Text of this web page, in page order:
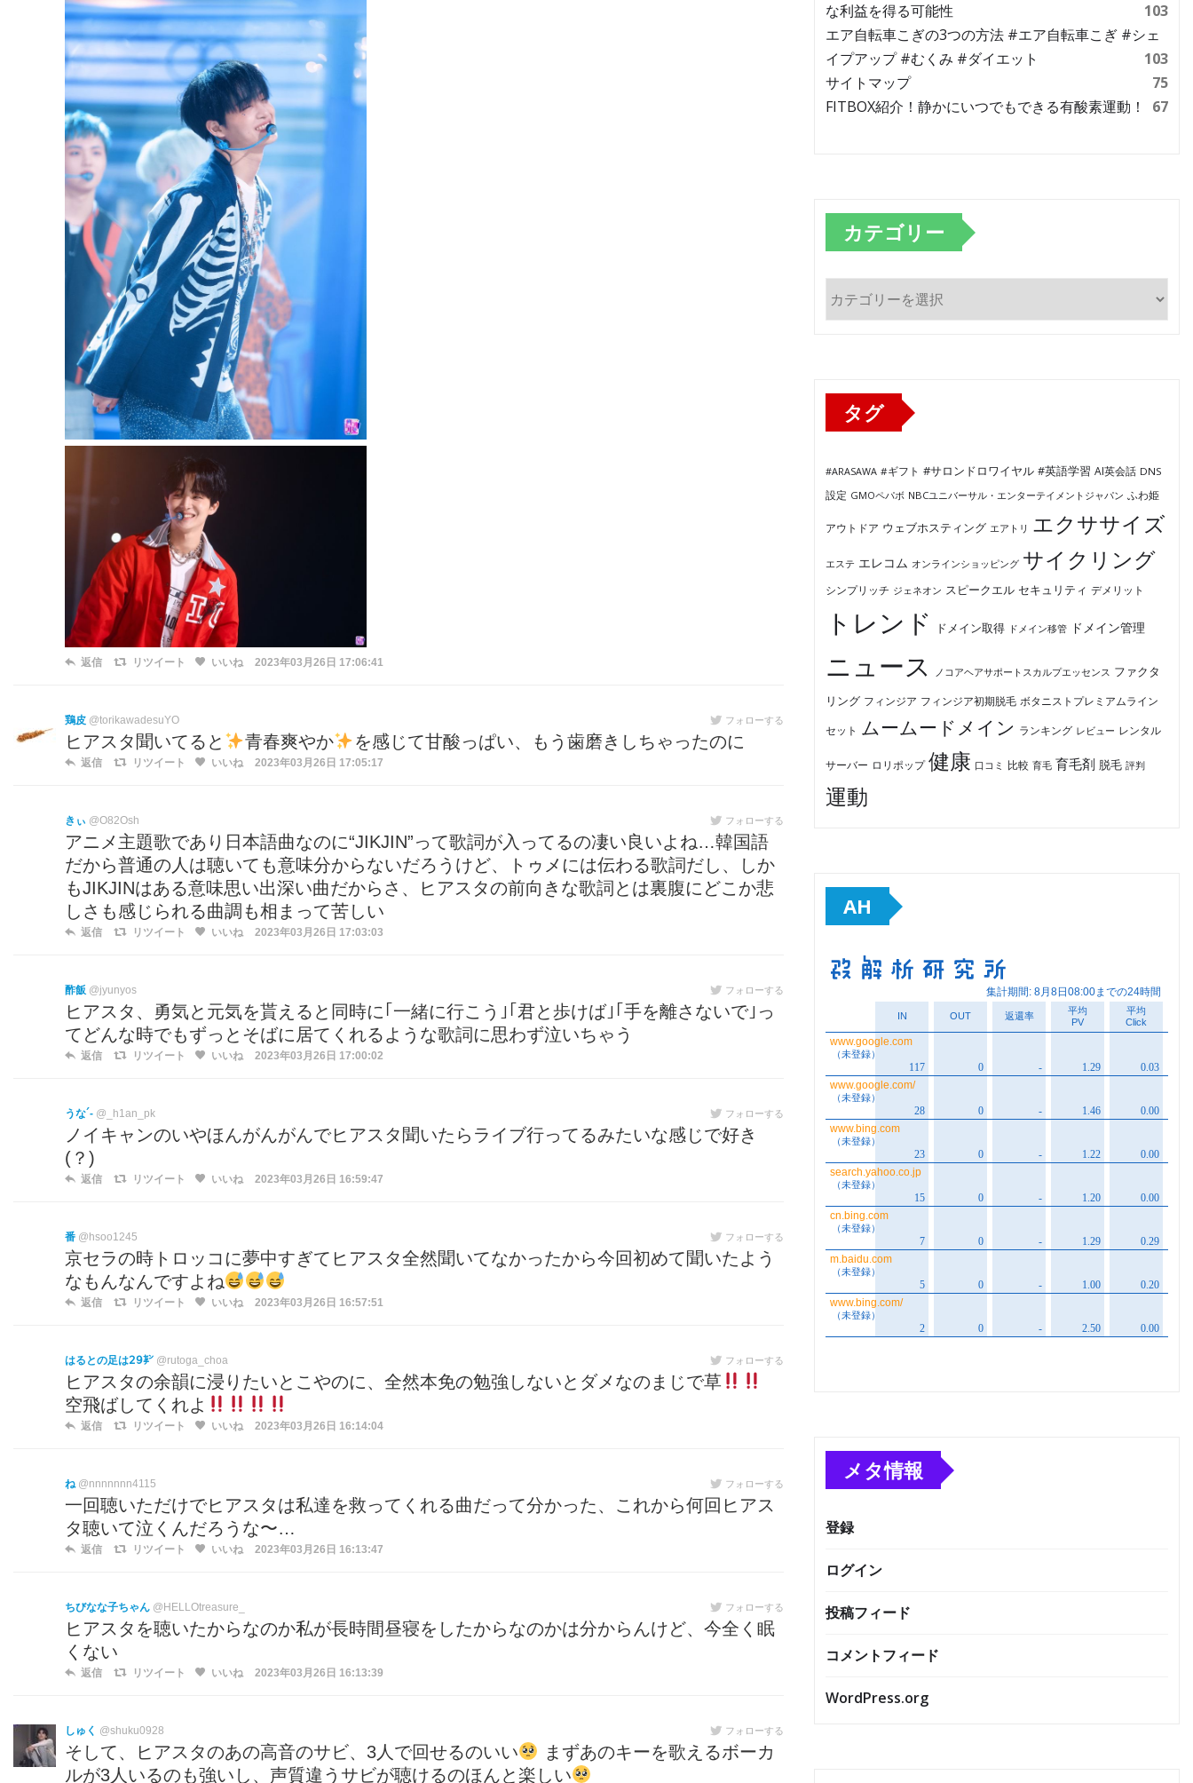
返信 リツイート いいね 2023年03月26日 17:06:41
鶏皮 @torikawadesuYO フォローする
ヒアスタ聞いてると 青春爽やか を感じて甘酸っぱい、もう歯磨きしちゃったのに
返信 リツイート いいね 2023年03月26日 17:05:17
きぃ @O82Osh フォローする
アニメ主題歌であり日本語曲なのに“JIKJIN”って歌詞が入ってるの凄い良いよね…韓国語
だから普通の人は聴いても意味分からないだろうけど、トゥメには伝わる歌詞だし、しか
もJIKJINはある意味思い出深い曲だからさ、ヒアスタの前向きな歌詞とは裏腹にどこか悲
しさも感じられる曲調も相まって苦しい
返信 リツイート いいね 2023年03月26日 17:03:03
酢飯 @jyunyos フォローする
ヒアスタ、勇気と元気を貰えると同時に｢一緒に行こう｣｢君と歩けば｣｢手を離さないで｣っ
てどんな時でもずっとそばに居てくれるような歌詞に思わず泣いちゃう
返信 リツイート いいね 2023年03月26日 17:00:02
うな´- @_h1an_pk フォローする
ノイキャンのいやほんがんがんでヒアスタ聞いたらライブ行ってるみたいな感じで好き
(？)
返信 リツイート いいね 2023年03月26日 16:59:47
番 @hsoo1245 フォローする
京セラの時トロッコに夢中すぎてヒアスタ全然聞いてなかったから今回初めて聞いたよう
なもんなんですよね
返信 リツイート いいね 2023年03月26日 16:57:51
はるとの足は𝟤𝟫㌢ @rutoga_choa フォローする
ヒアスタの余韻に浸りたいとこやのに、全然本免の勉強しないとダメなのまじで草
空飛ばしてくれよ
返信 リツイート いいね 2023年03月26日 16:14:04
ね @nnnnnnn4115 フォローする
一回聴いただけでヒアスタは私達を救ってくれる曲だって分かった、これから何回ヒアス
タ聴いて泣くんだろうな〜…
返信 リツイート いいね 2023年03月26日 16:13:47
ちびなな子ちゃん @HELLOtreasure_ フォローする
ヒアスタを聴いたからなのか私が長時間昼寝をしたからなのかは分からんけど、今全く眠
くない
返信 リツイート いいね 2023年03月26日 16:13:39
しゅく @shuku0928 フォローする
そして、ヒアスタのあの高音のサビ、3人で回せるのいい
まずあのキーを歌えるボーカ
ルが3人いるのも強いし、声質違うサビが聴けるのほんと楽しい
な利益を得る可能性
103
エア自転車こぎの3つの方法 #エア自転車こぎ #シェ
イプアップ #むくみ #ダイエット
103
サイトマップ
75
FITBOX紹介！静かにいつでもできる有酸素運動！
67
カテゴリー
テ
タグ
#ARASAWA #ギフト #サロンドロワイヤル #英語学習 AI英会話 DNS
設定 GMOペパボ NBCユニバーサル・エンターテイメントジャパン ふわ姫
アウトドア ウェブホスティング エアトリ エクササイズ
エステ エレコム オンラインショッピング サイクリング
シンプリッチ ジェネオン スピークエル セキュリティ デメリット
トレンド ドメイン取得 ドメイン移管 ドメイン管理
ニュース ノコアヘアサポートスカルプエッセンス ファクタ
リング フィンジア フィンジア初期脱毛 ボタニストプレミアムライン
セット ムームードメイン ランキング レビュー レンタル
サーバー ロリポップ 健康 口コミ 比較 育毛 育毛剤 脱毛 評判
運動
AH
メタ情報
登録
ログイン
投稿フィード
コメントフィード
WordPress.org